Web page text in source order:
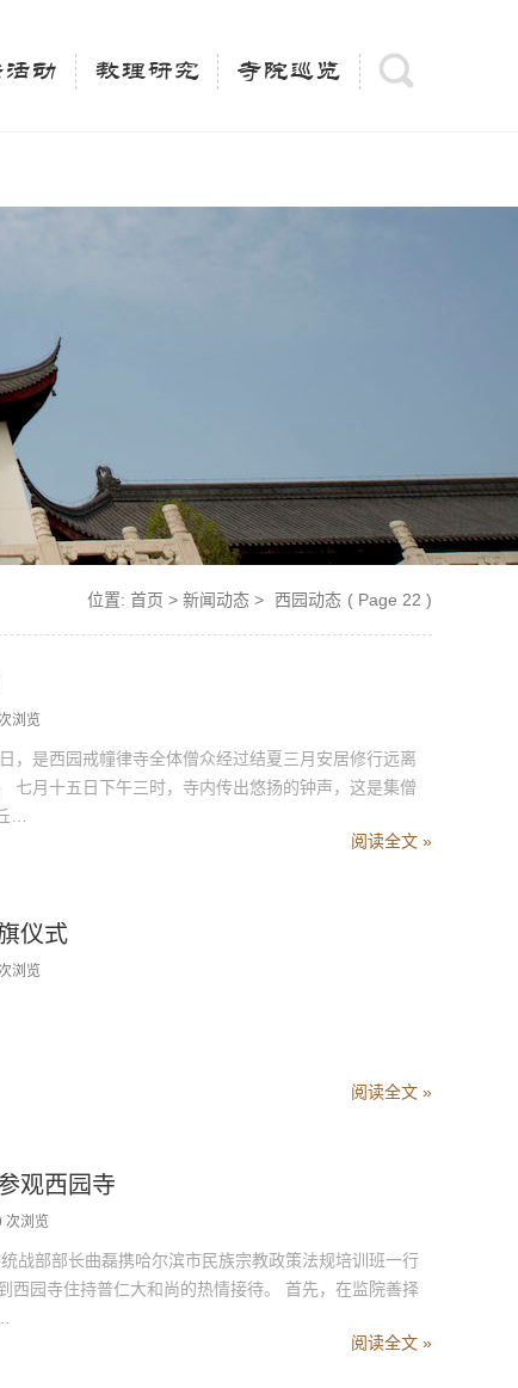
$description =
动 教理研究 寺院巡览
位置: 首页 > 新闻动态 > 西园动态 ( Page 22 )
浏览
是西园戒幢律寺全体僧众经过结夏三月安居修行远离
七月十五日下午三时，寺内传出悠扬的钟声，这是集僧
…
阅读全文 »
仪式
浏览
阅读全文 »
观西园寺
次浏览
战部部长曲磊携哈尔滨市民族宗教政策法规培训班一行
西园寺住持普仁大和尚的热情接待。 首先，在监院善择
阅读全文 »